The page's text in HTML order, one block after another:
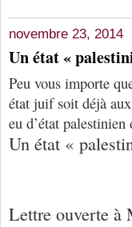
novembre 23, 2014
Un état «
Peu vous importe
état juif soit déjà
eu d’état
Un état «
Lettre ouverte à